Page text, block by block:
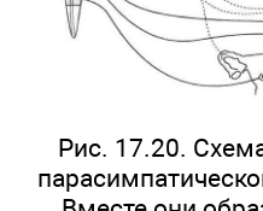
Рис. 17.20.